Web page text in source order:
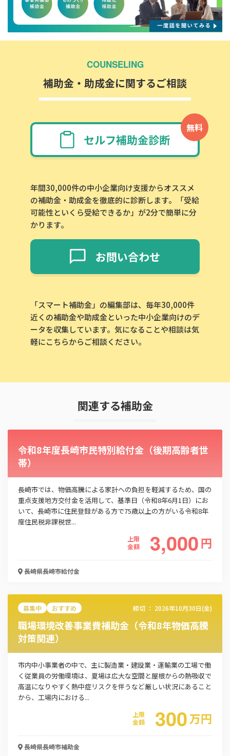
この補助金の情報をPDFダウンロード
COUNSELING
補助金・助成金に関するご相談
無料
セルフ補助金診断
年間30,000件の中小企業向け支援からオススメ
の補助金・助成金を徹底的に診断します。「受給
可能性といくら受給できるか」が2分で簡単に分
かります。
お問い合わせ
「スマート補助金」の編集部は、毎年30,000件
近くの補助金や助成金といった中小企業向けのデ
ータを収集しています。気になることや相談は気
軽にこちらからご相談ください。
関連する補助金
令和8年度長崎市民特別給付金（後期高齢者世
帯）
長崎市では、物価高騰による家計への負担を軽減するため、国の
重点支援地方交付金を活用して、基準日（令和8年6月1日）にお
いて、長崎市に住民登録がある方で75歳以上の方がいる令和8年
度住民税非課税世...
上限
金額
3,000円
長崎県長崎市給付金
募集中 おすすめ 締切 ： 2026年10月30日(金)
職場環境改善事業費補助金（令和8年物価高騰
対策関連）
市内中小事業者の中で、主に製造業・建設業・運輸業の工場で働
く従業員の労働環境は、夏場は広大な空間と屋根からの熱吸収で
高温になりやすく熱中症リスクを伴うなど厳しい状況にあること
から、工場内における...
上限
金額
300万円
長崎県長崎市補助金